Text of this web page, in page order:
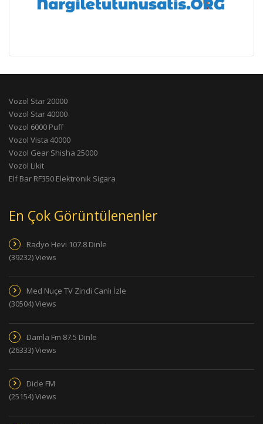
Vozol Star 20000
Vozol Star 40000
Vozol 6000 Puff
Vozol Vista 40000
Vozol Gear Shisha 25000
Vozol Likit
Elf Bar RF350 Elektronik Sigara
En Çok Görüntülenenler
Radyo Hevi 107.8 Dinle
(39232) Views
Med Nuçe TV Zindi Canlı İzle
(30504) Views
Damla Fm 87.5 Dinle
(26333) Views
Dicle FM
(25154) Views